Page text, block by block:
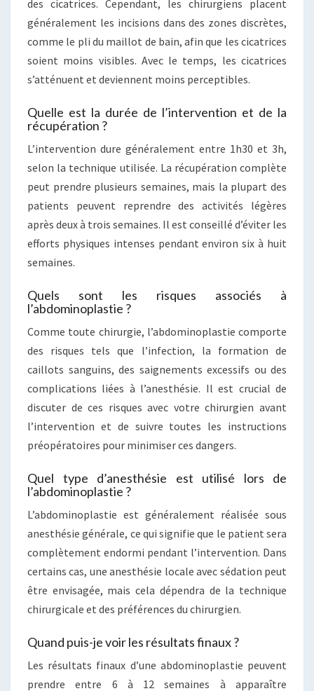
des cicatrices. Cependant, les chirurgiens placent
généralement les incisions dans des zones discrètes,
comme le pli du maillot de bain, afin que les cicatrices
soient moins visibles. Avec le temps, les cicatrices
s’atténuent et deviennent moins perceptibles.
Quelle est la durée de l’intervention et de la
récupération ?
L’intervention dure généralement entre 1h30 et 3h,
selon la technique utilisée. La récupération complète
peut prendre plusieurs semaines, mais la plupart des
patients peuvent reprendre des activités légères
après deux à trois semaines. Il est conseillé d’éviter les
efforts physiques intenses pendant environ six à huit
semaines.
Quels sont les risques associés à
l’abdominoplastie ?
Comme toute chirurgie, l’abdominoplastie comporte
des risques tels que l’infection, la formation de
caillots sanguins, des saignements excessifs ou des
complications liées à l’anesthésie. Il est crucial de
discuter de ces risques avec votre chirurgien avant
l’intervention et de suivre toutes les instructions
préopératoires pour minimiser ces dangers.
Quel type d’anesthésie est utilisé lors de
l’abdominoplastie ?
L’abdominoplastie est généralement réalisée sous
anesthésie générale, ce qui signifie que le patient sera
complètement endormi pendant l’intervention. Dans
certains cas, une anesthésie locale avec sédation peut
être envisagée, mais cela dépendra de la technique
chirurgicale et des préférences du chirurgien.
Quand puis-je voir les résultats finaux ?
Les résultats finaux d’une abdominoplastie peuvent
prendre entre 6 à 12 semaines à apparaître